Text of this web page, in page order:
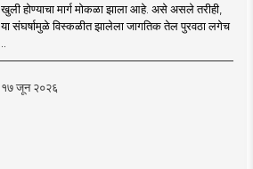
खुली होण्याचा मार्ग मोकळा झाला आहे. असे असले तरीही,
या संघर्षामुळे विस्कळीत झालेला जागतिक तेल पुरवठा लगेच
१७ जून २०२६